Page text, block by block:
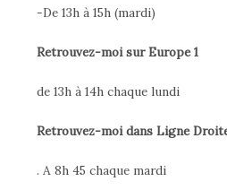
-De 13h à 15h (mardi)
Retrouvez-moi sur Europe 1
de 13h à 14h chaque lundi
Retrouvez-moi dans Ligne
. A 8h 45 chaque mardi